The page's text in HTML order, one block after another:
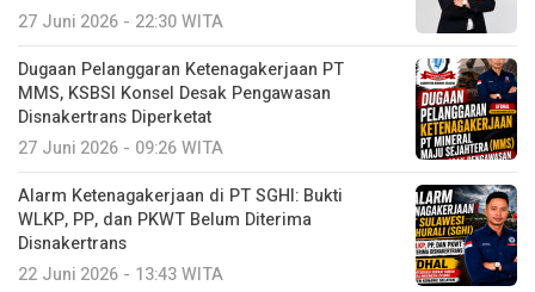
27 Juni 2026 - 22:30 WITA
Dugaan Pelanggaran Ketenagakerjaan PT
MMS, KSBSI Konsel Desak Pengawasan
Disnakertrans Diperketat
27 Juni 2026 - 09:26 WITA
Alarm Ketenagakerjaan di PT SGHI: Bukti
WLKP, PP, dan PKWT Belum Diterima
Disnakertrans
22 Juni 2026 - 13:43 WITA